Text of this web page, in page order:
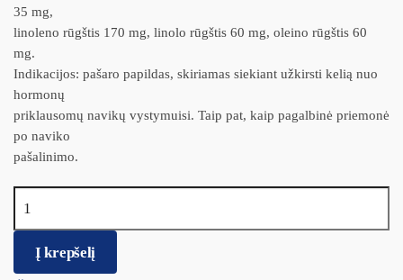
35 mg,
linoleno rūgštis 170 mg, linolo rūgštis 60 mg, oleino rūgštis 60
mg.
Indikacijos: pašaro papildas, skiriamas siekiant užkirsti kelią nuo
hormonų
priklausomų navikų vystymuisi. Taip pat, kaip pagalbinė priemonė
po naviko
pašalinimo.
Į krepšelį